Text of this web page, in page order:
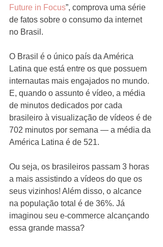
Future in Focus”, comprova uma série
de fatos sobre o consumo da internet
no Brasil.
O Brasil é o único país da América
Latina que está entre os que possuem
internautas mais engajados no mundo.
E, quando o assunto é vídeo, a média
de minutos dedicados por cada
brasileiro à visualização de vídeos é de
702 minutos por semana — a média da
América Latina é de 521.
Ou seja, os brasileiros passam 3 horas
a mais assistindo a vídeos do que os
seus vizinhos! Além disso, o alcance
na população total é de 36%. Já
imaginou seu e-commerce alcançando
essa grande massa?